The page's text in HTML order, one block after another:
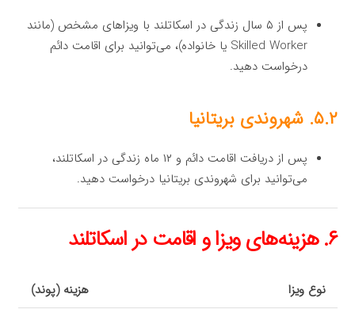
پس از ۵ سال زندگی در اسکاتلند با ویزاهای مشخص (مانند
Skilled Worker یا خانواده)، می‌توانید برای اقامت دائم
درخواست دهید.
۵.۲. شهروندی بریتانیا
پس از دریافت اقامت دائم و ۱۲ ماه زندگی در اسکاتلند،
می‌توانید برای شهروندی بریتانیا درخواست دهید.
۶. هزینه‌های ویزا و اقامت در اسکاتلند
نوع ویزا
هزینه (پوند)